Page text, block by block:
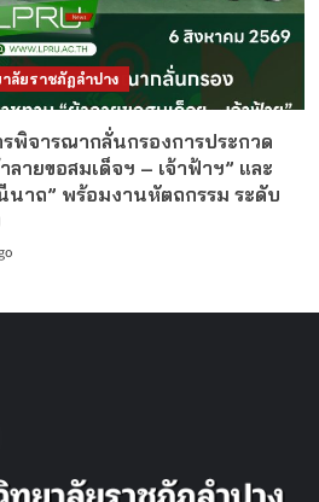
ลัยราชภัฏลำปาง
พิจารณากลั่นกรองการประกวด
ลายขอสมเด็จฯ – เจ้าฟ้าฯ” และ
นาถ” พร้อมงานหัตถกรรม ระดับ